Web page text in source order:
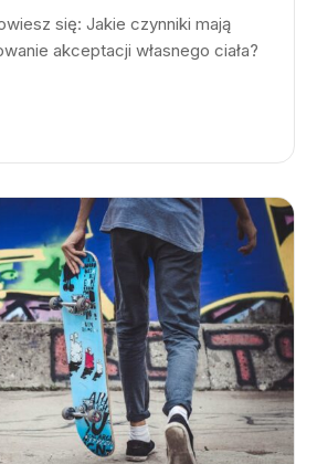
się: Jakie czynniki mają
akceptacji własnego ciała?